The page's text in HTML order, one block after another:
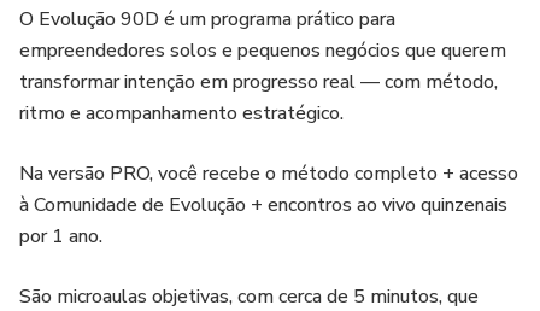
O Evolução 90D é um programa prático para
empreendedores solos e pequenos negócios que querem
transformar intenção em progresso real — com método,
ritmo e acompanhamento estratégico.
Na versão PRO, você recebe o método completo + acesso
à Comunidade de Evolução + encontros ao vivo quinzenais
por 1 ano.
São microaulas objetivas, com cerca de 5 minutos, que